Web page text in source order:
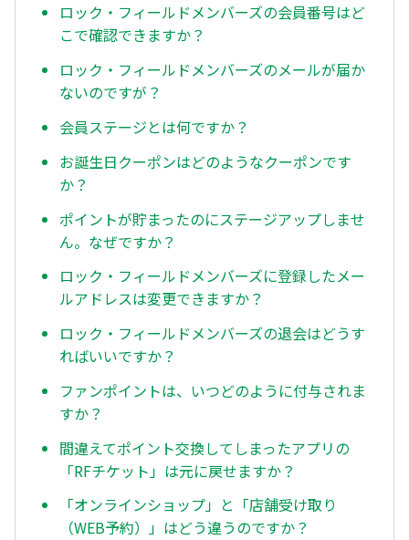
ロック・フィールドメンバーズの会員番号はど
こで確認できますか？
ロック・フィールドメンバーズのメールが届か
ないのですが？
会員ステージとは何ですか？
お誕生日クーポンはどのようなクーポンです
か？
ポイントが貯まったのにステージアップしませ
ん。なぜですか？
ロック・フィールドメンバーズに登録したメー
ルアドレスは変更できますか？
ロック・フィールドメンバーズの退会はどうす
ればいいですか？
ファンポイントは、いつどのように付与されま
すか？
間違えてポイント交換してしまったアプリの
「RFチケット」は元に戻せますか？
「オンラインショップ」と「店舗受け取り
（WEB予約）」はどう違うのですか？